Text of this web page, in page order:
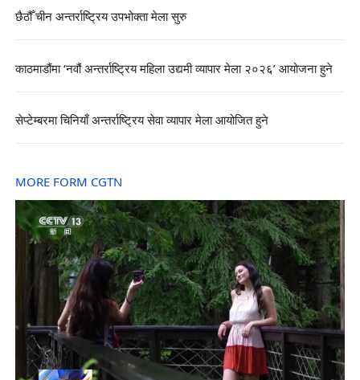
छैठौँ चीन अन्तर्राष्ट्रिय उपभोक्ता मेला सुरु
काठमाडौंमा ‘नवौं अन्तर्राष्ट्रिय महिला उद्यमी व्यापार मेला २०२६’ आयोजना हुने
सेप्टेम्बरमा चिनियाँ अन्तर्राष्ट्रिय सेवा व्यापार मेला आयोजित हुने
MORE FORM CGTN